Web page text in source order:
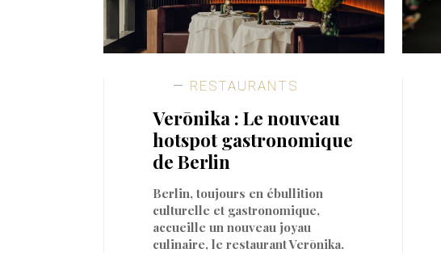
RESTAURANTS
Verōnika : Le nouveau
hotspot gastronomique
de Berlin
Berlin, toujours en ébullition
culturelle et gastronomique,
accueille un nouveau joyau
culinaire, le restaurant Verōnika.